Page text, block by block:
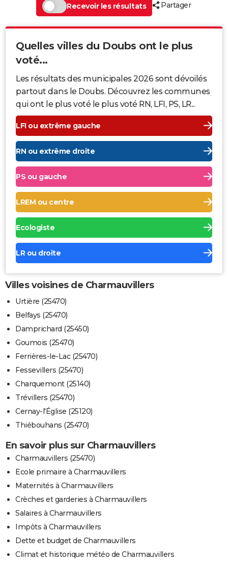
Recevoir les résultats
Partager
Quelles villes du Doubs ont le plus
voté...
Les résultats des municipales 2026 sont dévoilés
partout dans le Doubs. Découvrez les communes
qui ont le plus voté le plus voté RN, LFI, PS, LR...
LFI ou extrême gauche
RN ou extrême droite
PS ou gauche
LREM ou centre
Ecologiste
LR ou droite
Villes voisines de Charmauvillers
Urtière (25470)
Belfays (25470)
Damprichard (25450)
Goumois (25470)
Ferrières-le-Lac (25470)
Fessevillers (25470)
Charquemont (25140)
Trévillers (25470)
Cernay-l'Église (25120)
Thiébouhans (25470)
En savoir plus sur Charmauvillers
Charmauvillers (25470)
Ecole primaire à Charmauvillers
Maternités à Charmauvillers
Crèches et garderies à Charmauvillers
Salaires à Charmauvillers
Impôts à Charmauvillers
Dette et budget de Charmauvillers
Climat et historique météo de Charmauvillers